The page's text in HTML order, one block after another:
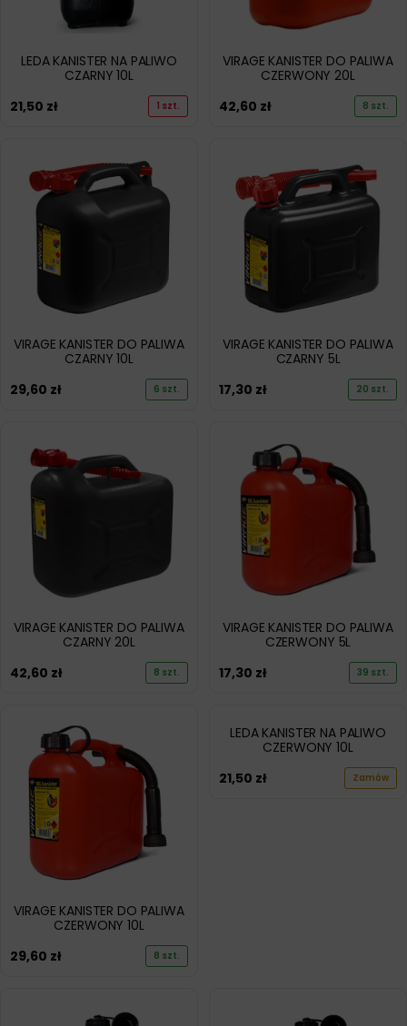
LEDA KANISTER NA PALIWO
CZARNY 10L
21,50 zł 1 szt.
VIRAGE KANISTER DO PALIWA
CZERWONY 20L
42,60 zł 8 szt.
VIRAGE KANISTER DO PALIWA
CZARNY 10L
29,60 zł 6 szt.
VIRAGE KANISTER DO PALIWA
CZARNY 5L
17,30 zł 20 szt.
VIRAGE KANISTER DO PALIWA
CZARNY 20L
42,60 zł 8 szt.
VIRAGE KANISTER DO PALIWA
CZERWONY 5L
17,30 zł 39 szt.
VIRAGE KANISTER DO PALIWA
CZERWONY 10L
29,60 zł 8 szt.
LEDA KANISTER NA PALIWO
CZERWONY 10L
21,50 zł Zamów